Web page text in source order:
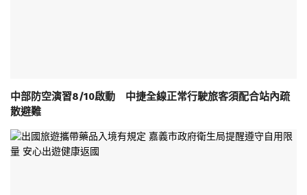
中部防空演習8/10啟動 中捷全線正常行駛旅客須配合站內疏
散避難